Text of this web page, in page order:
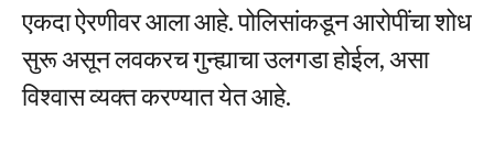
एकदा ऐरणीवर आला आहे. पोलिसांकडून आरोपींचा शोध
सुरू असून लवकरच गुन्ह्याचा उलगडा होईल, असा
विश्वास व्यक्त करण्यात येत आहे.